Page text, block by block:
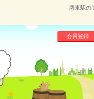
堺東駅の
会員登録